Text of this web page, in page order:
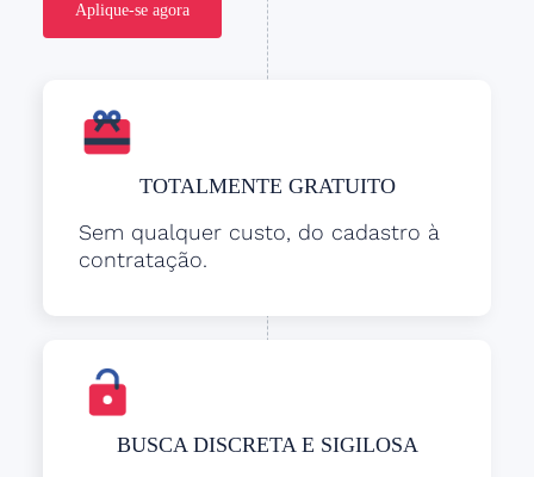
Aplique-se agora
TOTALMENTE GRATUITO
Sem qualquer custo, do cadastro à
contratação.
BUSCA DISCRETA E SIGILOSA